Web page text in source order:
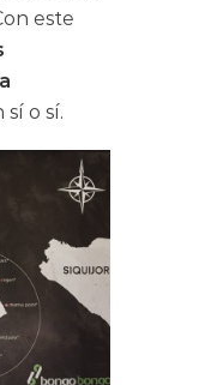
este
o sí.